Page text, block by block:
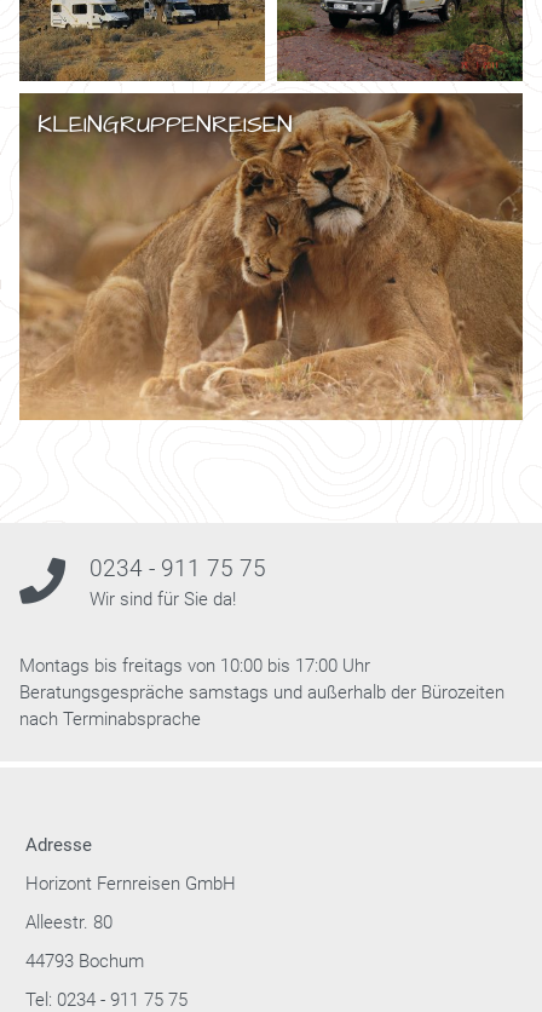
KLEINGRUPPENREISEN
0234 - 911 75 75
Wir sind für Sie da!
Montags bis freitags von 10:00 bis 17:00 Uhr
Beratungsgespräche samstags und außerhalb der Bürozeiten
nach Terminabsprache
Adresse
Horizont Fernreisen GmbH
Alleestr. 80
44793 Bochum
Tel: 0234 - 911 75 75